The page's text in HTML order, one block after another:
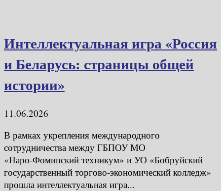
Интеллектуальная игра «Россия
и Беларусь: страницы общей
истории»
11.06.2026
В рамках укрепления международного
сотрудничества между ГБПОУ МО
«Наро‑Фоминский техникум» и УО «Бобруйский
государственный торгово‑экономический колледж»
прошла интеллектуальная игра...